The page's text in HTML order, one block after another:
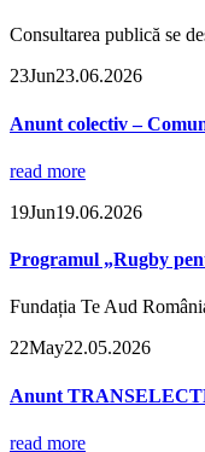
Consultarea publică se
23Jun23.06.2026
Anunt colectiv –
read more
19Jun19.06.2026
Programul „Rugby
Fundația Te Aud
22May22.05.2026
Anunt
read more